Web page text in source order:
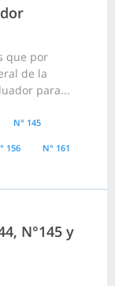
que por
de la
para...
N° 145
156 N° 161
N°145 y